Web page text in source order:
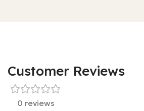
Customer Reviews
0 reviews